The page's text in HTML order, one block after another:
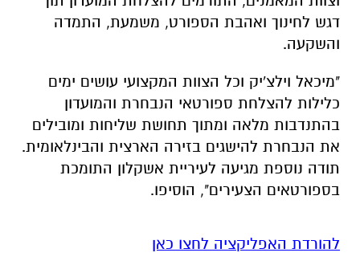
דגש לחינוך ואהבת הספורט, משמעת, התמדה
והשקעה.
"מיכאל וילצ'יק וכל הצוות המקצועי עושים ימים
כלילות להצלחת ספורטאי הנבחרת והמועדון
בהתנדבות מלאה ומתוך תחושת שליחות ומובילים
את הנבחרת להישגים בזירה הארצית והבינלאומית.
תודה נוספת מגיעה לעיריית אשקלון התומכת
בספורטאים הצעירים", הוסיפו.
להורדת האפליקציה לחצו כאן